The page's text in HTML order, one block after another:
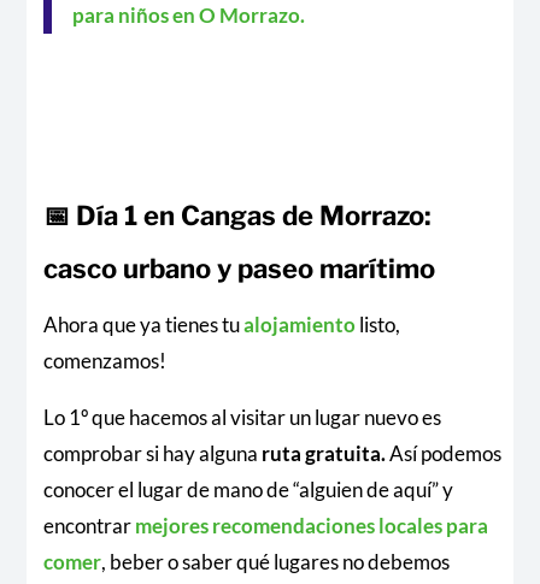
para niños en O Morrazo.
📅 Día 1 en Cangas de Morrazo:
casco urbano y paseo marítimo
Ahora que ya tienes tualojamientolisto,
comenzamos!
Lo 1º que hacemos al visitar un lugar nuevo es
comprobar si hay alguna ruta gratuita.Así podemos
conocer el lugar de mano de “alguien de aquí” y
encontrarmejores recomendaciones locales para
comer, beber o saber qué lugares no debemos